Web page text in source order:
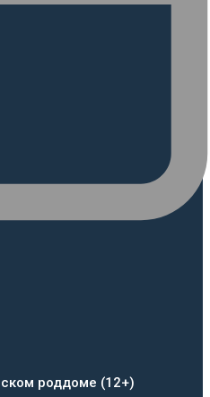
роддоме (12+)